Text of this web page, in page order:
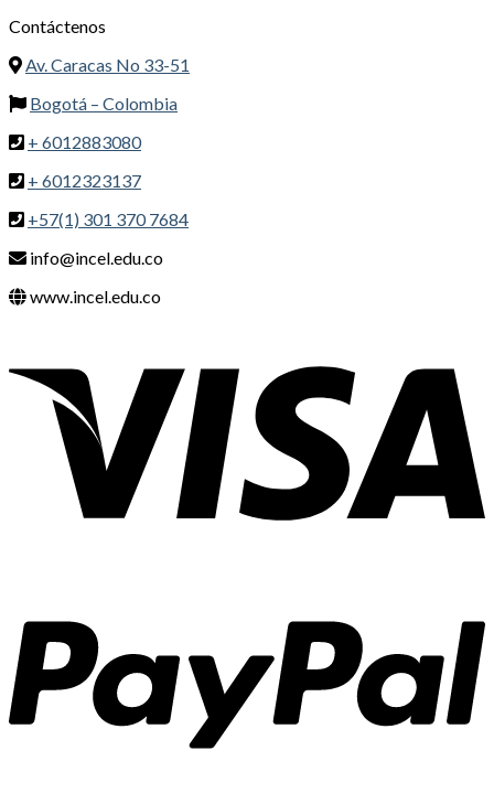
Contáctenos
Av. Caracas No 33-51
Bogotá – Colombia
+ 6012883080
+ 6012323137
+57(1) 301 370 7684
info@incel.edu.co
www.incel.edu.co